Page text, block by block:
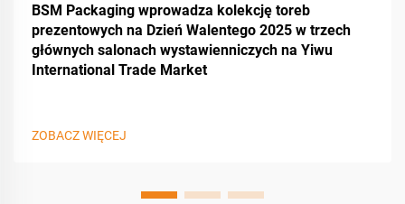
BSM Packaging wprowadza kolekcję toreb
prezentowych na Dzień Walentego 2025 w trzech
głównych salonach wystawienniczych na Yiwu
International Trade Market
ZOBACZ WIĘCEJ